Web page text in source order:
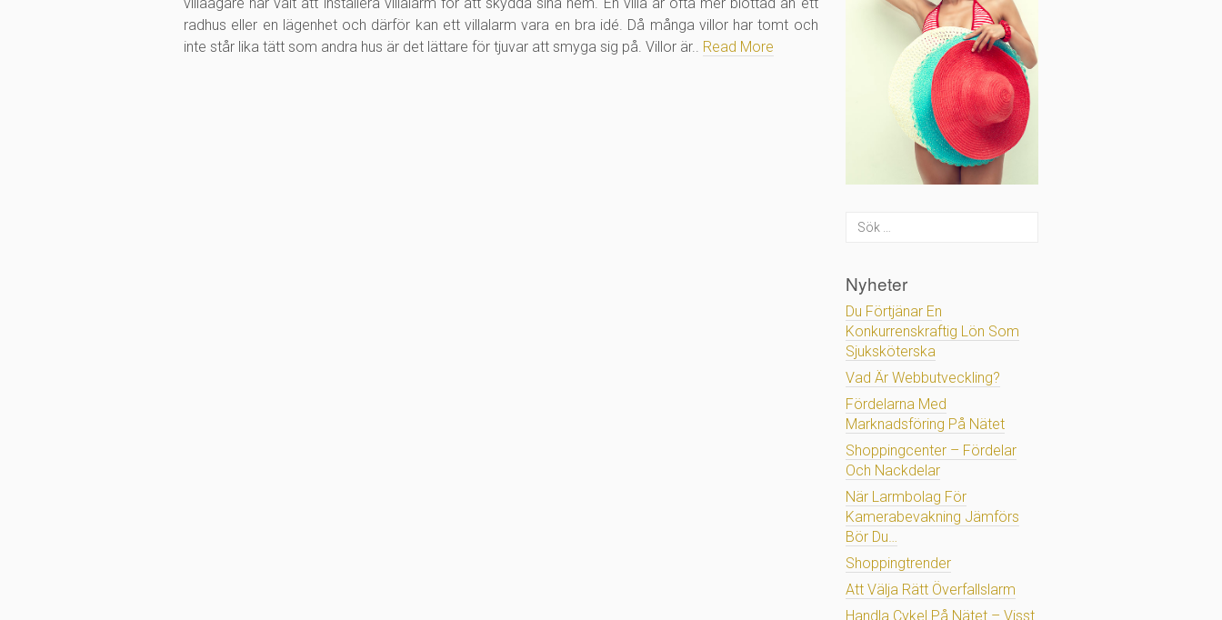
radhus eller en lägenhet och därför kan ett villalarm vara en bra idé. Då många villor har tomt och
inte står lika tätt som andra hus är det lättare för tjuvar att smyga sig på. Villor är.. Read More
Nyheter
Du Förtjänar En
Konkurrenskraftig Lön Som
Sjuksköterska
Vad Är Webbutveckling?
Fördelarna Med
Marknadsföring På Nätet
Shoppingcenter – Fördelar
Och Nackdelar
När Larmbolag För
Kamerabevakning Jämförs
Bör Du…
Shoppingtrender
Att Välja Rätt Överfallslarm
Handla Cykel På Nätet – Visst